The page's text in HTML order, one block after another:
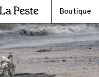
Boutique